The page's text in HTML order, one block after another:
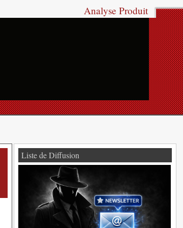
Analyse Produit
Liste de Diffusion